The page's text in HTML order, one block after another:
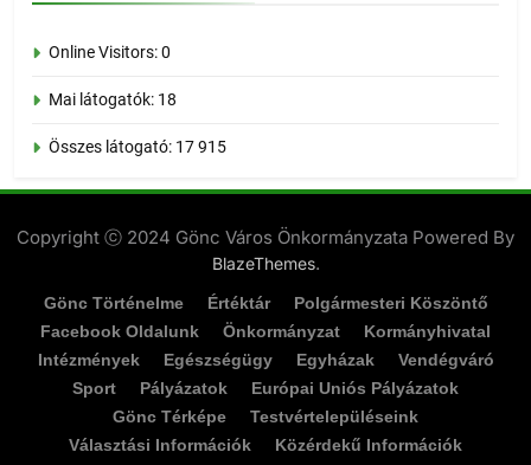
Online Visitors:0
Mai látogatók: 18
Összes látogató: 17 915
Copyright ⓒ 2024 Gönc Város Önkormányzata Powered By
BlazeThemes.
Gönc Történelme Értéktár
Polgármesteri Köszöntő
Facebook Oldalunk
Önkormányzat
Kormányhivatal
Intézmények
Egészségügy Egyházak
Vendégváró
Sport
Pályázatok
Európai Uniós Pályázatok
Gönc Térképe
Testvértelepüléseink
Választási Információk
Közérdekű Információk